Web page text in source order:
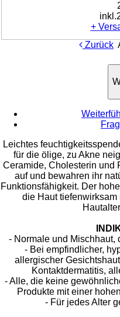
+
Zurück
Leichtes
für die ölige, zu Akne
Ceramide, Cholesterin und
auf und bewahren ihr
Funktionsfähigkeit. Der
die Haut
- ​Normale und Mischhaut,
- Bei empfindlicher,
allergischer
Kontaktdermatitis,
- Alle, die keine
Produkte mit einer
- Für jedes Alter